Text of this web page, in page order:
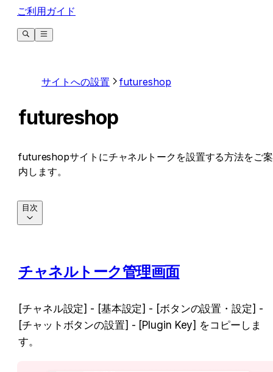
ご利用ガイド
サイトへの設置 futureshop
futureshop
futureshopサイトにチャネルトークを設置する方法をご案
内します。
チャネルトーク管理画面
[チャネル設定] - [基本設定] - [ボタンの設置・設定] -
[チャットボタンの設置] - [Plugin Key] をコピーしま
す。
目次